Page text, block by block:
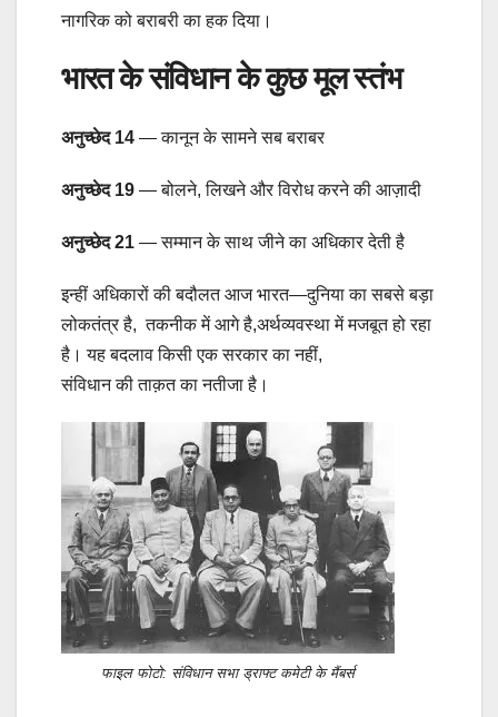
नागरिक को बराबरी का हक दिया।
भारत के संविधान के कुछ मूल स्तंभ
अनुच्छेद 14 — कानून के सामने सब बराबर
अनुच्छेद 19 — बोलने, लिखने और विरोध करने की आज़ादी
अनुच्छेद 21 — सम्मान के साथ जीने का अधिकार देती है
इन्हीं अधिकारों की बदौलत आज भारत—दुनिया का सबसे बड़ा
लोकतंत्र है, तकनीक में आगे है,अर्थव्यवस्था में मजबूत हो रहा
है। यह बदलाव किसी एक सरकार का नहीं,
संविधान की ताक़त का नतीजा है।
फाइल फोटो: संविधान सभा ड्राफ्ट कमेटी के मैंबर्स